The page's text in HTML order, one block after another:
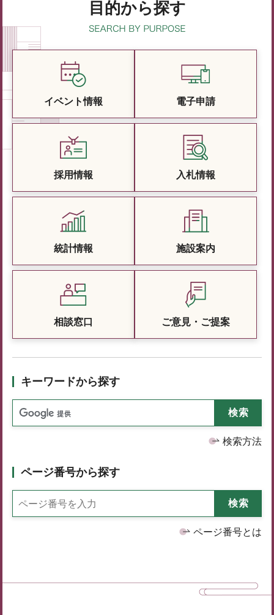
目的から探す
イベント情報 電子申請
採用情報 入札情報
統計情報 施設案内
相談窓口 ご意見・ご提案
キーワードから探す
検索方法
ページ番号から探す
ページ番号とは